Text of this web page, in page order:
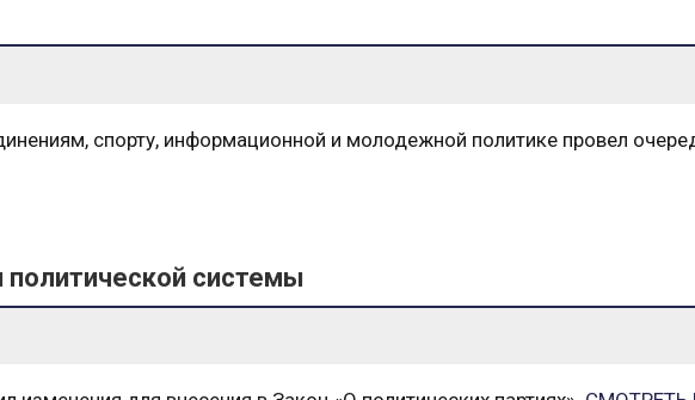
спорту, информационной и молодежной политике провел
системы